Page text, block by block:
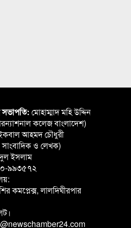
সভাপতি: মোহাম্মাদ মহি উদ্দিন
কলেজ বাংলাদেশ)
আহমদ চৌধুরী
সাংবাদিক ও লেখক)
ইসলাম
৯৯৩৫৭২
কমপ্লেক্স, লালদিঘীরপার